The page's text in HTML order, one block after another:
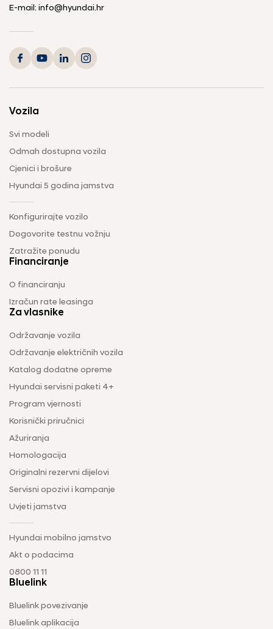
E-mail: info@hyundai.hr
Vozila
Svi modeli
Odmah dostupna vozila
Cjenici i brošure
Hyundai 5 godina jamstva
Konfigurirajte vozilo
Dogovorite testnu vožnju
Zatražite ponudu
Financiranje
O financiranju
Izračun rate leasinga
Za vlasnike
Održavanje vozila
Održavanje električnih vozila
Katalog dodatne opreme
Hyundai servisni paketi 4+
Program vjernosti
Korisnički priručnici
Ažuriranja
Homologacija
Originalni rezervni dijelovi
Servisni opozivi i kampanje
Uvjeti jamstva
Hyundai mobilno jamstvo
Akt o podacima
0800 11 11
Bluelink
Bluelink povezivanje
Bluelink aplikacija